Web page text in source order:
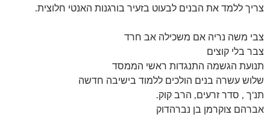
צריך ללמד את הבנים לבעוט בזעיר בורגנות האנטי חלוצית.
צבי משה נריה אם משכילה אב חרד
צבר בלי קוצים
תנועת הגשמה התנגדות ראשי הממסד
שלוש עשרה בנים הולכים ללמוד בישיבה חדשה
תנ'ך , סדר זרעים, הרב קוק.
אברהם צוקרמן בן נברהדוק